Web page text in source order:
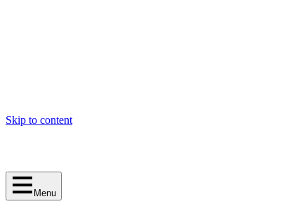
Skip to content
Menu